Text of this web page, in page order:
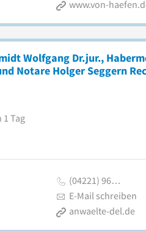
www.von-
Wolfgang Dr.jur.,
Notare Holger Seggern
Tag
(04221) 96…
E-Mail schreiben
anwaelte-del.de